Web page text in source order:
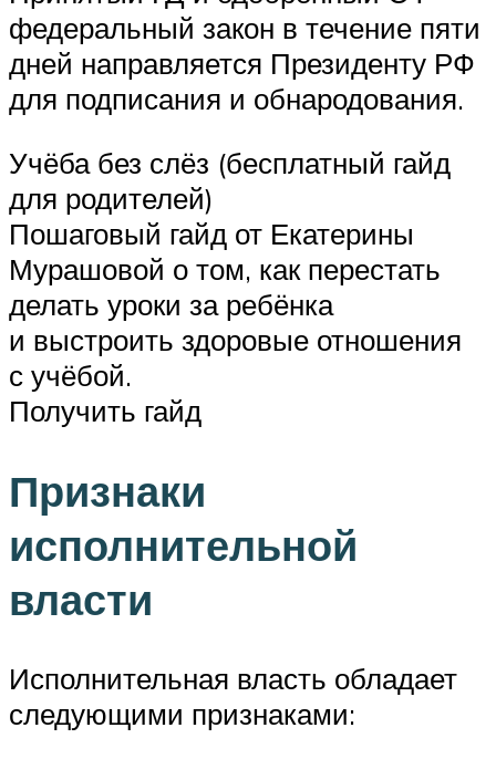
федеральный закон в течение пяти
дней направляется Президенту РФ
для подписания и обнародования.
Учёба без слёз (бесплатный гайд
для родителей)
Пошаговый гайд от Екатерины
Мурашовой о том, как перестать
делать уроки за ребёнка
и выстроить здоровые отношения
с учёбой.
Получить гайд
Признаки
исполнительной
власти
Исполнительная власть обладает
следующими признаками: